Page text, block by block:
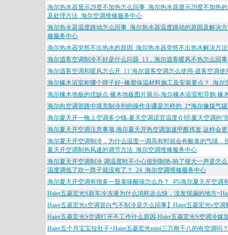
海尔热水器显示29度不加热怎么回事_海尔热水器显示29度不加热
及处理方法_海尔空调维修服务中心
海尔热水器温度跳动怎么回事_海尔热水器温度跳动的原因及解决
修服务中心
海尔热水器突然不出热水的原因_海尔热水器突然不出热水解决方
海尔逍客空调制冷不好是什么问题_13，海尔逍客暖风不热怎么回
海尔逍客空调和暖风怎么开_11`海尔逍客空调怎么使用-逍客空调
海尔橡木浴室柜哪个牌子好~橡塑保温材料施工及安装要点？_海尔
海尔橡木地板的优缺点 橡木地板图片展示-海尔橡木浴室柜导购 橡
海尔向空调管路中填充制冷剂的操作步骤是怎样的_1*海尔像煤气
海尔夏天开一晚上空调多少钱-夏天空调适宜温度介绍\夏天空调的“
海尔夏天开空调注意事项,海尔夏天开热空调加速甲醛挥发,这样会
海尔夏天开空调制冷，为什么温度一调高有时就会有酸臭的气味
夏天开空调制热风速的调节方法_海尔空调维修服务中心
海尔夏天开空调制冷 调温度时不小心按到制热,响了很大一声是怎
温度调低了吹一阵子就没有了？_24_海尔空调维修服务中心
海尔夏天开空调有很多一股臭味酸味怎么办？_4%海尔夏天开空
Haier五菱宏光S新车冷冻液为什么消耗这么快，没发现漏的地方
Haier五菱宏光s空调冒白气不制冷是怎么回事】Haier五菱宏光s空
Haier五菱宏光S空调打开不工作什么原因-Haier五菱宏光S空调冷媒
Haier五个月宝宝拉肚子+Haier五菱宏光mini三万两千八的有空调吗